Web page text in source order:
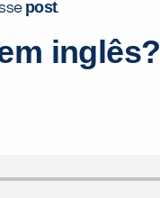
post.
inglês?